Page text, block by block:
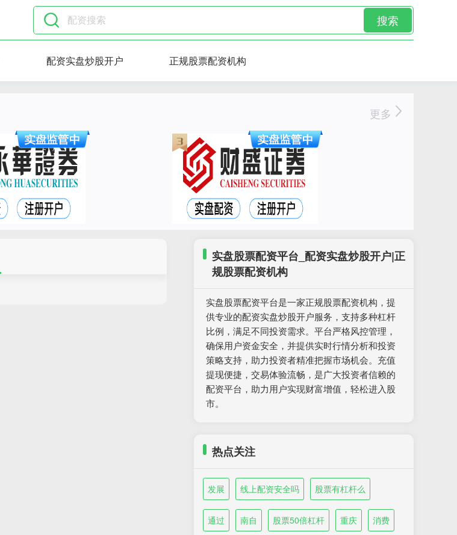
搜索
配资实盘炒股开户 正规股票配资机构
更多
实盘股票配资平台_配资实盘炒股开户|正
规股票配资机构
实盘股票配资平台是一家正规股票配资机构，提
供专业的配资实盘炒股开户服务，支持多种杠杆
比例，满足不同投资需求。平台严格风控管理，
确保用户资金安全，并提供实时行情分析和投资
策略支持，助力投资者精准把握市场机会。充值
提现便捷，交易体验流畅，是广大投资者信赖的
配资平台，助力用户实现财富增值，轻松进入股
市。
热点关注
发展 线上配资安全吗 股票有杠杆么
通过 南自 股票50倍杠杆 重庆 消费